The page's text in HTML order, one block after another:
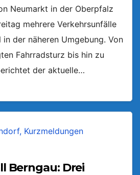
Neumarkt in der Oberpfalz
mehrere Verkehrsunfälle
der näheren Umgebung. Von
Fahrradsturz bis hin zu
der aktuelle…
Berngau: Drei